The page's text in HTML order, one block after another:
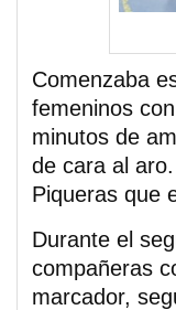
Comenzaba
femeninos
minutos de
de cara al
Piqueras que
Durante el
compañeras
marcador,